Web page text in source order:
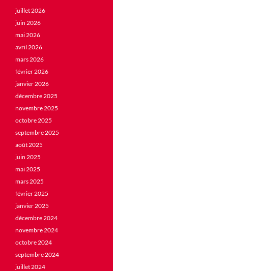
juillet 2026
juin 2026
mai 2026
avril 2026
mars 2026
février 2026
janvier 2026
décembre 2025
novembre 2025
octobre 2025
septembre 2025
août 2025
juin 2025
mai 2025
mars 2025
février 2025
janvier 2025
décembre 2024
novembre 2024
octobre 2024
septembre 2024
juillet 2024